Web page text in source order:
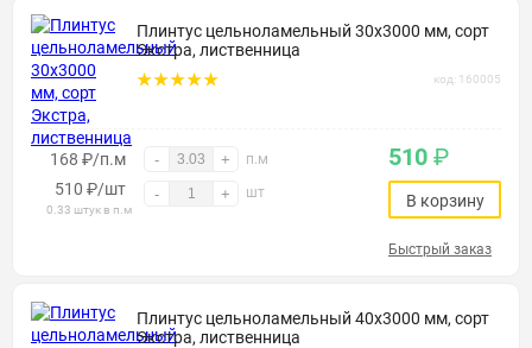
Плинтус цельноламельный 30х3000 мм, сорт
Экстра, лиственница
код: 160005
168 ₽/п.м - + п.м
510 ₽/шт
0.33 штук в п.м
- + шт
510 ₽
В корзину
Быстрый заказ
Плинтус цельноламельный 40х3000 мм, сорт
Экстра, лиственница